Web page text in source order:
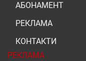
АБОНАМЕНТ
РЕКЛАМА
КОНТАКТИ
РЕКЛАМА